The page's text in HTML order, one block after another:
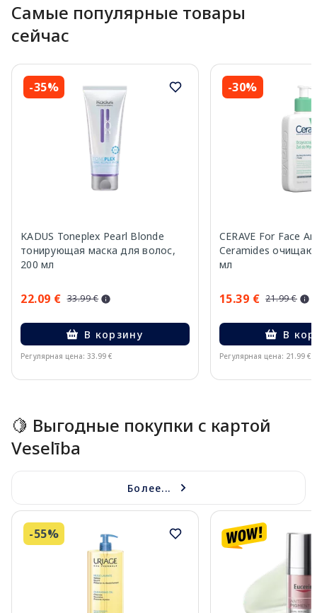
Самые популярные товары
сейчас
-35%
KADUS Toneplex Pearl Blonde
тонирующая маска для волос,
200 мл
22.09 € 33.99 €
В корзину
Регулярная цена: 33.99 €
-30%
CERAVE For Face
Ceramides
мл
15.39 € 21.99 €
В
Регулярная цена: 21.99 €
🍋 Выгодные покупки с картой
Veselība
Более...
-55%